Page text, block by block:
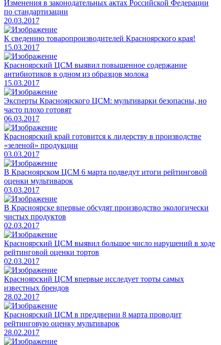
Изменения в законодательных актах Российской Федерации
по стандартизации
20.03.2017
​К сведению товаропроизводителей Красноярского края!
15.03.2017
​Красноярский ЦСМ выявил повышенное содержание
антибиотиков в одном из образцов молока
15.03.2017
​Эксперты Красноярского ЦСМ: мультиварки безопасны, но
часто плохо готовят
06.03.2017
​Красноярский край готовится к лидерству в производстве
«зеленой» продукции
03.03.2017
​В Красноярском ЦСМ 6 марта подведут итоги рейтинговой
оценки мультиварок
03.03.2017
​В Красноярске впервые обсудят производство экологически
чистых продуктов
02.03.2017
​Красноярский ЦСМ выявил большое число нарушений в ходе
рейтинговой оценки тортов
02.03.2017
Красноярский ЦСМ впервые исследует торты самых
известных брендов
28.02.2017
​Красноярский ЦСМ в преддверии 8 марта проводит
рейтинговую оценку мультиварок
28.02.2017